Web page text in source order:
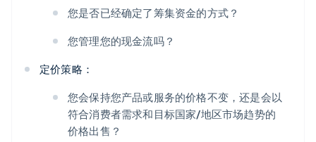
您是否已经确定了筹集资金的方式？
您管理您的现金流吗？
定价策略：
您会保持您产品或服务的价格不变，还是会以
符合消费者需求和目标国家/地区市场趋势的
价格出售？